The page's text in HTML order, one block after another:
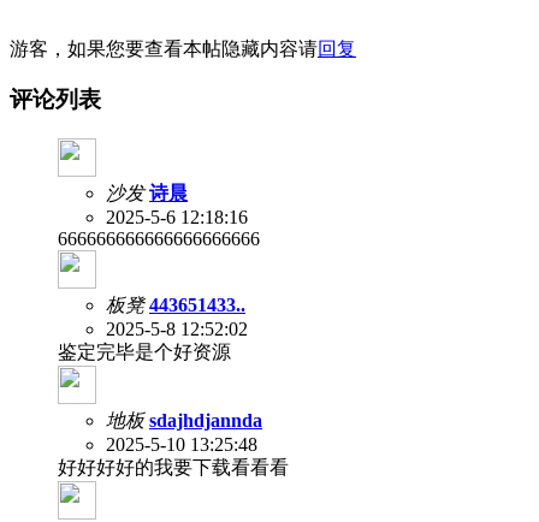
游客，如果您要查看本帖隐藏内容请回复
评论列表
沙发 诗晨
2025-5-6 12:18:16
666666666666666666666
板凳 443651433..
2025-5-8 12:52:02
鉴定完毕是个好资源
地板 sdajhdjannda
2025-5-10 13:25:48
好好好好的我要下载看看看